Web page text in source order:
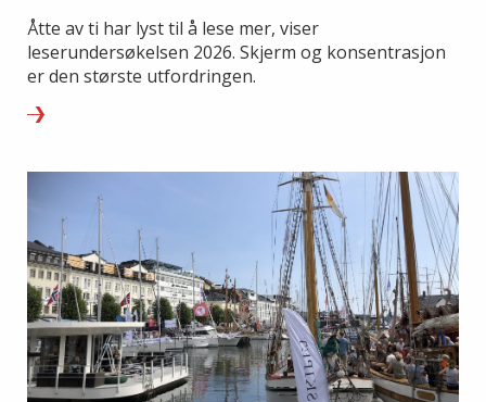
Åtte av ti har lyst til å lese mer, viser
leserundersøkelsen 2026. Skjerm og konsentrasjon
er den største utfordringen.